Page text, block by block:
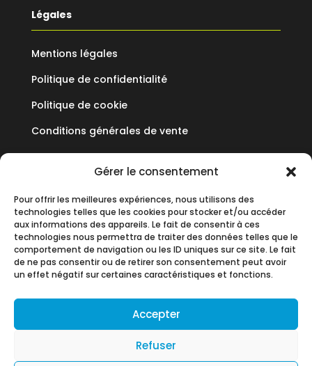
Gérer le consentement
Pour offrir les meilleures expériences, nous utilisons des
technologies telles que les cookies pour stocker et/ou accéder
aux informations des appareils. Le fait de consentir à ces
technologies nous permettra de traiter des données telles que le
comportement de navigation ou les ID uniques sur ce site. Le fait
de ne pas consentir ou de retirer son consentement peut avoir
un effet négatif sur certaines caractéristiques et fonctions.
Accepter
Refuser
Légales
Mentions légales
Politique de confidentialité
Politique de cookie
Conditions générales de vente
19 Allée des Vendanges
Parc aux Vignes
77183 CROISSY BEAUBOURG
+33 (0)1 60 93 90 60
with ✓